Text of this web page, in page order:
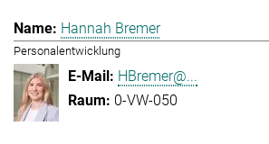
Hannah Bremer
Personalentwicklung
HBremer@...
0-VW-050